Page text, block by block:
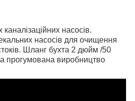
насосів.
насосів для очищення
Шланг бухта 2 дюйм /50
прогумована виробництво